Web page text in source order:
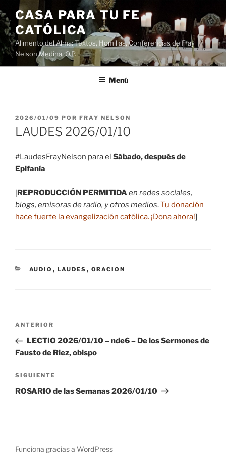
Saltar
al
contenido
CASA PARA TU FE
CATÓLICA
Alimento del Alma: Textos, Homilias, Conferencias de Fray
Nelson Medina, O.P.
Menú
PUBLICADO
EL
2026/01/09 POR FRAY NELSON
LAUDES 2026/01/10
#LaudesFrayNelson para el Sábado, después de
Epifanía
[REPRODUCCIÓN PERMITIDAen redes sociales,
blogs, emisoras de radio, y otros medios.Tu donación
hace fuerte la evangelización católica. ¡Dona ahora!]
CATEGORÍAS
AUDIO , LAUDES , ORACION
Navegación
entradas
Entrada
anterior:
ANTERIOR
LECTIO 2026/01/10 – nde6 – De los Sermones de
Fausto de Riez, obispo
Siguiente
entrada
SIGUIENTE
ROSARIO de las Semanas 2026/01/10
Funciona gracias a WordPress